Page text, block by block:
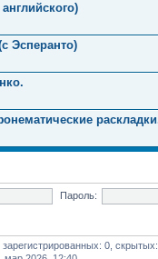
Эсперанто)
Пароль:
зарегистрированных: 0,